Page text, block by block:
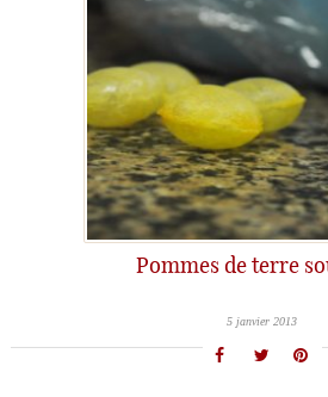
Pommes de terre
5 janvier 2013